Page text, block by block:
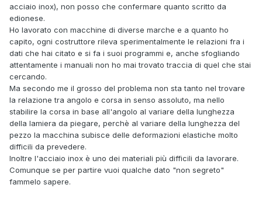
acciaio inox), non posso che confermare quanto scritto da
edionese.
Ho lavorato con macchine di diverse marche e a quanto ho
capito, ogni costruttore rileva sperimentalmente le relazioni fra i
dati che hai citato e si fa i suoi programmi e, anche sfogliando
attentamente i manuali non ho mai trovato traccia di quel che stai
cercando.
Ma secondo me il grosso del problema non sta tanto nel trovare
la relazione tra angolo e corsa in senso assoluto, ma nello
stabilire la corsa in base all'angolo al variare della lunghezza
della lamiera da piegare, perchè al variare della lunghezza del
pezzo la macchina subisce delle deformazioni elastiche molto
difficili da prevedere.
Inoltre l'acciaio inox è uno dei materiali più difficili da lavorare.
Comunque se per partire vuoi qualche dato "non segreto"
fammelo sapere.